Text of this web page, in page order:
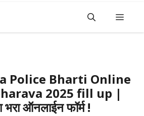
Police Bharti Online
2025 fill up |
ऑनलाईन फॉर्म !